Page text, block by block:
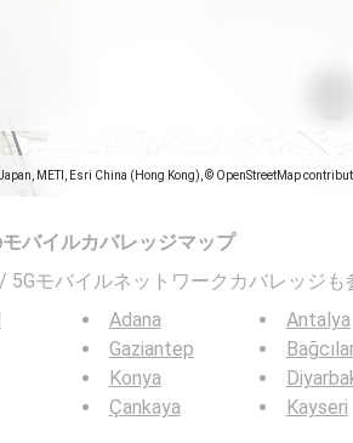
METI, Esri China (Hong Kong), © OpenStreetMap
バイルカバレッジマップ
5Gモバイルネットワークカバレッジも
Adana
Gaziantep
Konya
Çankaya
Antalya
Kayseri